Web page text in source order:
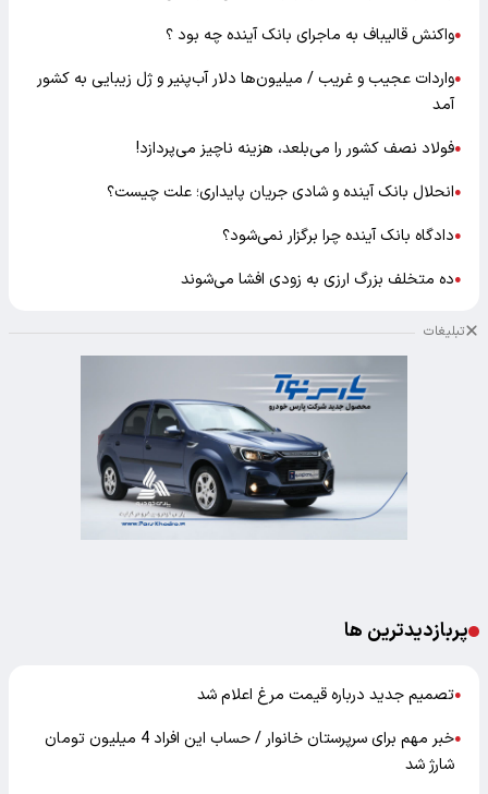
●واکنش قالیباف به ماجرای بانک آینده چه بود ؟
●واردات عجیب و غریب / میلیون‌ها دلار آب‌پنیر و ژل زیبایی به کشور
آمد
●فولاد نصف کشور را می‌بلعد، هزینه ناچیز می‌پردازد!
●انحلال بانک آینده و شادی جریان پایداری؛ علت چیست؟
●دادگاه بانک آینده چرا برگزار نمی‌شود؟
●ده متخلف بزرگ ارزی به زودی افشا می‌شوند
تبلیغات
پربازدیدترین ها
●تصمیم جدید درباره قیمت مرغ اعلام شد
●
خبر مهم برای سرپرستان خانوار / حساب این افراد 4 میلیون تومان
شارژ شد